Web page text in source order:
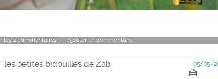
les 2 commentaires Ajouter un commentaire
les petites bidouilles de Zab 05/05/